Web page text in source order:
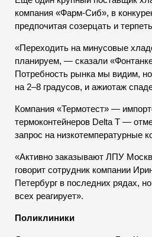
компания «Фарм-Сиб», в
предпочитая созерцать и
«Переходить на минусовые
планируем, — сказали
Потребность рынка мы видим,
на 2–8 градусов, и ажиотаж
Компания «Термотест» —
термоконтейнеров Delta T —
запрос на низкотемпературные
«Активно заказывают ЛПУ
говорит сотрудник компании
Петербург в последних рядах,
всех реагирует».
Поликлиники